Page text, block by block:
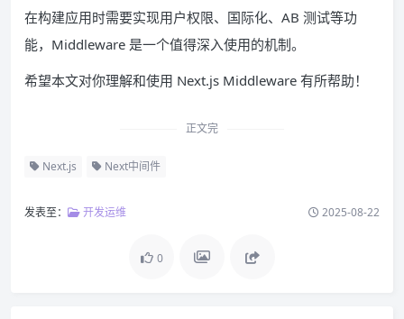
在构建应用时需要实现用户权限、国际化、AB 测试等功
能，Middleware 是一个值得深入使用的机制。
希望本文对你理解和使用 Next.js Middleware 有所帮助！
正文完
Next.js Next中间件
发表至： 开发运维 2025-08-22
0